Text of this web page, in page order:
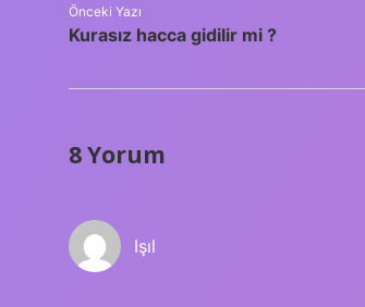
Önceki Yazı
Kurasız hacca gidilir mi ?
8 Yorum
Işıl